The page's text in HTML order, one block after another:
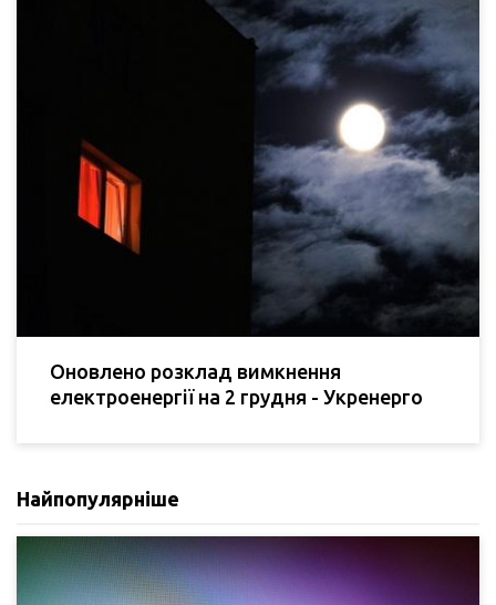
Оновлено розклад вимкнення
електроенергії на 2 грудня - Укренерго
Найпопулярніше